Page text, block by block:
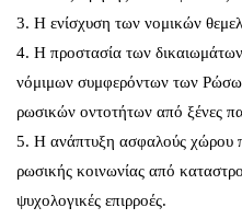
3. Η ενίσχυση των νομικών
4. Η προστασία των
νόμιμων συμφερόντων των
ρωσικών οντοτήτων από ξένες
5. Η ανάπτυξη ασφαλούς χώρου
ρωσικής κοινωνίας από
ψυχολογικές επιρροές.